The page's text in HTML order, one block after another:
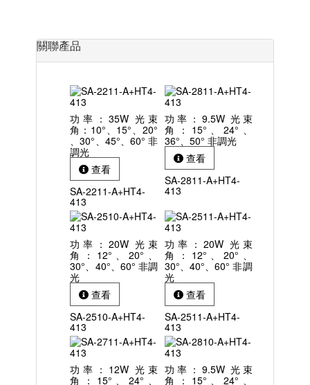
關聯產品
功率：35W 光束
角：10°、15°、20°
、30°、45°、60° 非
調光
查看
SA-2211-A+HT4-
413
功率：9.5W 光束
角：15°、24°、
36°、50° 非調光
查看
SA-2811-A+HT4-
413
功率：20W 光束
角：12°、20°、
30°、40°、60° 非調
光
查看
SA-2510-A+HT4-
413
功率：20W 光束
角：12°、20°、
30°、40°、60° 非調
光
查看
SA-2511-A+HT4-
413
功率：12W 光束
角：15°、24°、
功率：9.5W 光束
角：15°、24°、